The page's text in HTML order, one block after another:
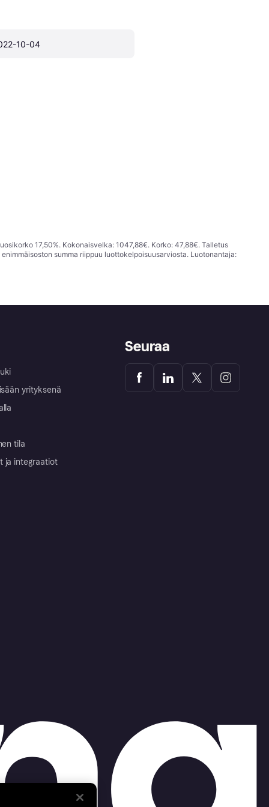
10-04
17,50%. Kokonaisvelka: 1047,88€. Korko: 47,88€. Talletus
summa riippuu luottokelpoisuusarviosta. Luotonantaja:
yrityksenä
tila
ja integraatiot
Seuraa